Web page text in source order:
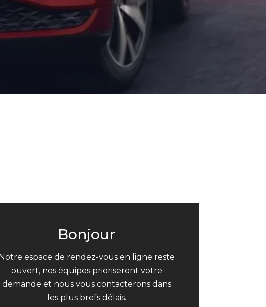
Bonjour
Notre espace de rendez-vous en ligne reste
ouvert, nos équipes prioriseront votre
demande et nous vous contacterons dans
les plus brefs délais.